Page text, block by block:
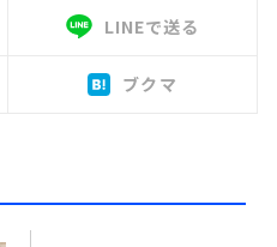
LINEで送る
ブクマ